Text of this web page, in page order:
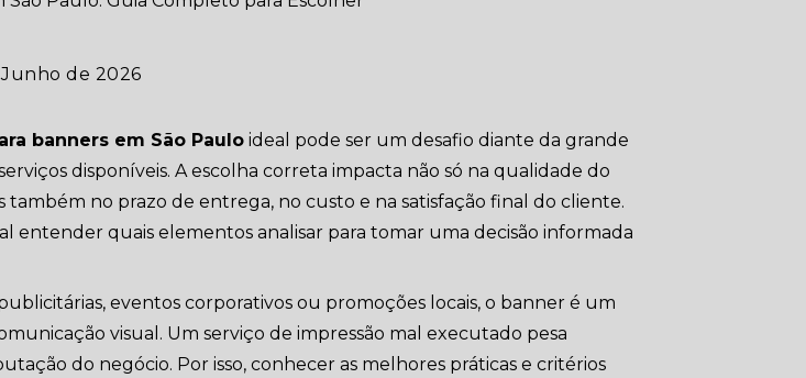
de 2026
banners em São Paulo ideal pode ser um desafio diante da grande
disponíveis. A escolha correta impacta não só na qualidade do
também no prazo de entrega, no custo e na satisfação final do cliente.
entender quais elementos analisar para tomar uma decisão informada
eventos corporativos ou promoções locais, o banner é um
visual. Um serviço de impressão mal executado pesa
do negócio. Por isso, conhecer as melhores práticas e critérios